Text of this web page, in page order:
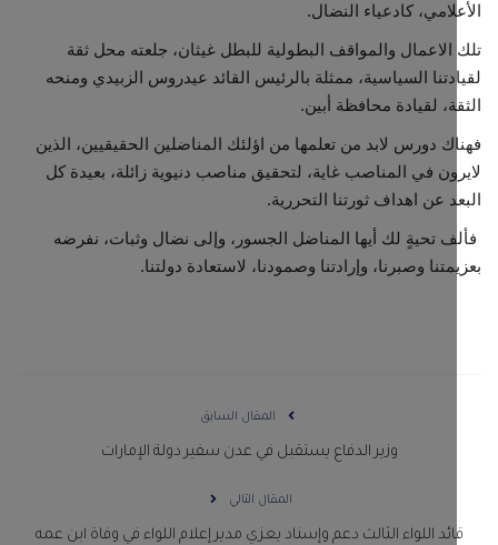
كادعياء النضال.
الاعمال والمواقف البطولية للبطل غيثان، جلعته محل ثقة
السياسية، ممثلة بالرئيس القائد عيدروس الزبيدي ومنحه
لقيادة محافظة أبين.
دورس لابد من تعلمها من اؤلئك المناضلين الحقيقيين، الذين
في المناصب غاية، لتحقيق مناصب دنيوية زائلة، بعيدة كل
عن اهداف ثورتنا التحررية.
تحيةٍ لك أيها المناضل الجسور، وإلى نضال وثبات، نفرضه
وصبرنا، وإرادتنا وصمودنا، لاستعادة دولتنا.
المقال السابق
وزير الدفاع يستقبل في عدن سفير دولة الإمارات
المقال التالي
اللواء الثالث دعم وإسناد يعزي مدير إعلام اللواء في وفاة ابن عمه